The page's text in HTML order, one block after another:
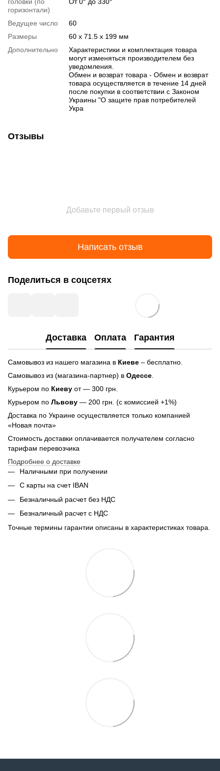
горизонтали)
Ведущее число
60
Размеры
60 x 71.5 x 199 мм
Дополнительно
Характеристики и комплектация товара
могут изменяться производителем без
уведомления.
Обмен и возврат товара - Обмен и возврат
товара осуществляется в течение 14 дней
после покупки в соответствии с Законом
Украины "О защите прав потребителей
Укра
Отзывы
Добавьте первый отзыв
Написать отзыв
Поделиться в соцсетях
Доставка Оплата Гарантия
Самовывоз из нашего магазина в Киеве – бесплатно.
Самовывоз из (магазина-партнер) в Одессе
Курьером по Киеву от — 300 грн.
Курьером по Львову — 200 грн. (с комиссией +1%)
Доставка по Украине осуществляется только компанией
«Новая почта»
Стоимость доставки оплачивается получателем согласно
тарифам перевозчика
Подробнее о доставке
Наличными при получении
С карты на счет IBAN
Безналичный расчет без НДС
Безналичный расчет с НДС
Точные термины гарантии описаны в характеристиках товара.